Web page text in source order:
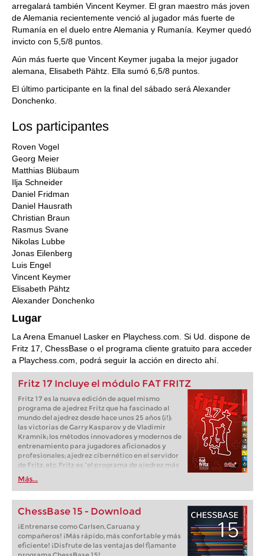
arregalará también Vincent Keymer. El gran maestro más joven
de Alemania recientemente venció al jugador más fuerte de
Rumanía en el duelo entre Alemania y Rumanía. Keymer quedó
invicto con 5,5/8 puntos.
Aún más fuerte que Vincent Keymer jugaba la mejor jugador
alemana, Elisabeth Pähtz. Ella sumó 6,5/8 puntos.
El último participante en la final del sábado será Alexander
Donchenko.
Los participantes
Roven Vogel
Georg Meier
Matthias Blübaum
Ilja Schneider
Daniel Fridman
Daniel Hausrath
Christian Braun
Rasmus Svane
Nikolas Lubbe
Jonas Eilenberg
Luis Engel
Vincent Keymer
Elisabeth Pähtz
Alexander Donchenko
Lugar
La Arena Emanuel Lasker en Playchess.com. Si Ud. dispone de
Fritz 17, ChessBase o el programa cliente gratuito para acceder
a Playchess.com, podrá seguir la acción en directo ahí.
Fritz 17 Incluye el módulo FAT FRITZ
Fritz 17 es la nueva edición de aquel mismo
programa de ajedrez Fritz que ha fascinado al
mundo del ajedrez desde hace unos 25 años (¡!):
las victorias de Garry Kasparov y de Vladimir
Kramnik; los métodos innovadores y modernos de
entrenamiento para jugadores aficionados y
profesionales; ajedrez cibernético en el servidor
de Fritz, etc. Fritz es “el programa de ajedrez más
popular de Alemania” (Der Spiegel) y ofrece todo
lo que necesita el ajedrecista. La novedad más
espectacular: Fritz 17 incluye el módulo basado
Fritz".
Más...
ChessBase 15 - Download
¡Entrenarse como Carlsen, Caruana y
compañeros! ¡Más rápido, más confortable y más
eficiente! ¡Disfrute de las ventajas del flamante